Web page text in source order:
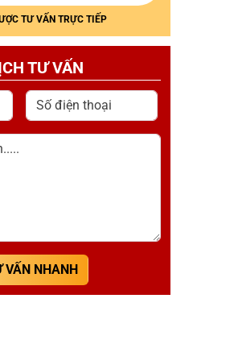
TƯ VẤN TRỰC TIẾP
TƯ VẤN
Số điện thoại
VẤN NHANH